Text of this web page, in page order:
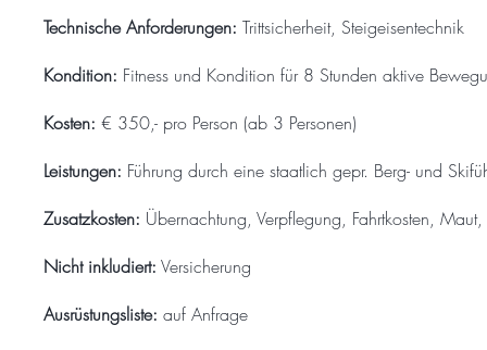
Technische Anforderungen: Trittsicherheit, Steigeisentechnik
Kondition: Fitness und Kondition für 8 Stunden aktive
Kosten: € 350,- pro Person (ab 3 Personen)
Leistungen: Führung durch eine staatlich gepr. Berg- und
Zusatzkosten: Übernachtung, Verpflegung, Fahrtkosten, Maut,
Nicht inkludiert: Versicherung
Ausrüstungsliste: auf Anfrage